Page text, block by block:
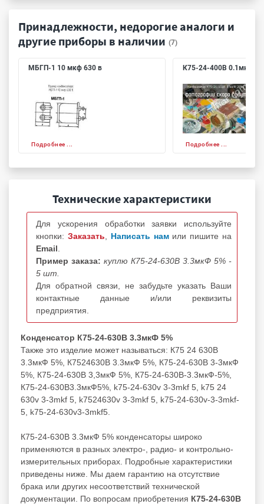
Принадлежности, недорогие аналоги и
другие приборы в наличии (7)
МБГП-1 10 мкф 630 в
Подробнее ...
К75-24-400В 0.1мкФ
Подробнее ...
Технические характеристики
Для ускорения обработки заявки используйте
кнопки: Заказать Написать нам или пишите на
Email
Пример заказа: куплю К75-24-630В 3.3мкФ 5% -
5 шт.
Для обратной связи, не забудьте указать Ваши
контактные данные и/или реквизиты
предприятия.
Конденсатор К75-24-630В 3.3мкФ 5%
Также это изделие может называться: К75 24 630В
3.3мкФ 5%, К7524630В 3.3мкФ 5%, К75-24-630В 3-3мкФ
5%, К75-24-630В 3,3мкФ 5%, К75-24-630В-3.3мкФ-5%,
К75-24-630В3.3мкФ5%, k75-24-630v 3-3mkf 5, k75 24
630v 3-3mkf 5, k7524630v 3-3mkf 5, k75-24-630v-3-3mkf-
5, k75-24-630v3-3mkf5.
К75-24-630В 3.3мкФ 5% конденсаторы широко
применяются в разных электро-, радио- и контрольно-
измерительных приборах. Подробные характеристики
приведены ниже. Мы даем гарантию на отсутствие
брака или других несоответствий технической
документации. По вопросам приобретения К75-24-630В